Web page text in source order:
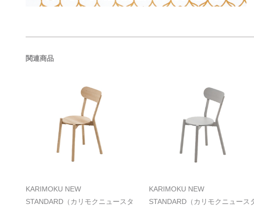
関連商品
KARIMOKU NEW
STANDARD（カリモクニュースタ
KARIMOKU NEW
STANDARD（カリモクニュース